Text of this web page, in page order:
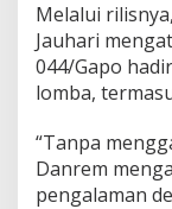
n
o
Melalui
Jauhari
044/Gapo
lomba,
“Tanpa
Danrem
pengalaman